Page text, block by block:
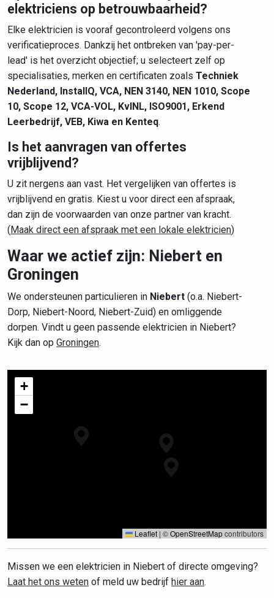
elektriciens op betrouwbaarheid?
Elke elektricien is vooraf gecontroleerd volgens ons
verificatieproces. Dankzij het ontbreken van 'pay-per-
lead' is het overzicht objectief; u selecteert zelf op
specialisaties, merken en certificaten zoals Techniek
Nederland, InstallQ, VCA, NEN 3140, NEN 1010, Scope
10, Scope 12, VCA-VOL, KvINL, ISO9001, Erkend
Leerbedrijf, VEB, Kiwa en Kenteq.
Is het aanvragen van offertes
vrijblijvend?
U zit nergens aan vast. Het vergelijken van offertes is
vrijblijvend en gratis. Kiest u voor direct een afspraak,
dan zijn de voorwaarden van onze partner van kracht.
(Maak direct een afspraak met een lokale elektricien)
Waar we actief zijn: Niebert en
Groningen
We ondersteunen particulieren in Niebert (o.a. Niebert-
Dorp, Niebert-Noord, Niebert-Zuid) en omliggende
dorpen. Vindt u geen passende elektricien in Niebert?
Kijk dan op Groningen.
+
−
Leaflet | ©OpenStreetMapcontributors
Missen we een elektricien in Niebert of directe omgeving?
Laat het ons weten of meld uw bedrijf hier aan.